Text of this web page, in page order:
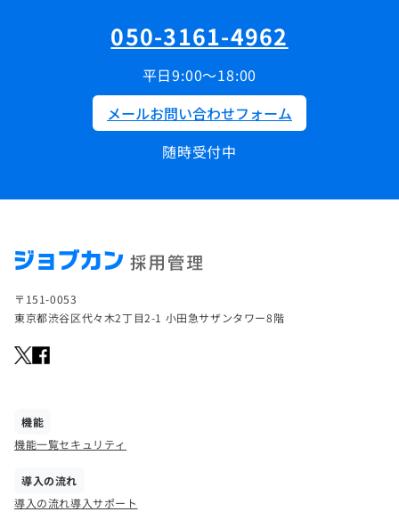
050-3161-4962
平日9:00～18:00
メールお問い合わせフォーム
随時受付中
〒151-0053
東京都渋谷区代々木2丁目2-1 小田急サザンタワー8階
機能
機能一覧セキュリティ
導入の流れ
導入の流れ導入サポート